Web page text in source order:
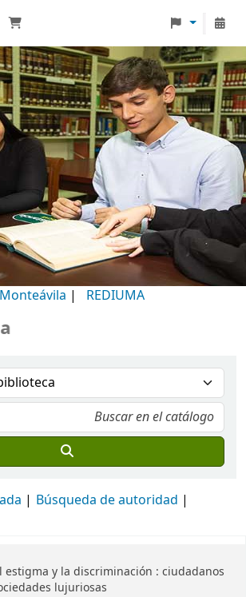
Monteávila
| REDIUMA
Búsqueda de autoridad
estigma y la discriminación : ciudadanos
lujuriosas